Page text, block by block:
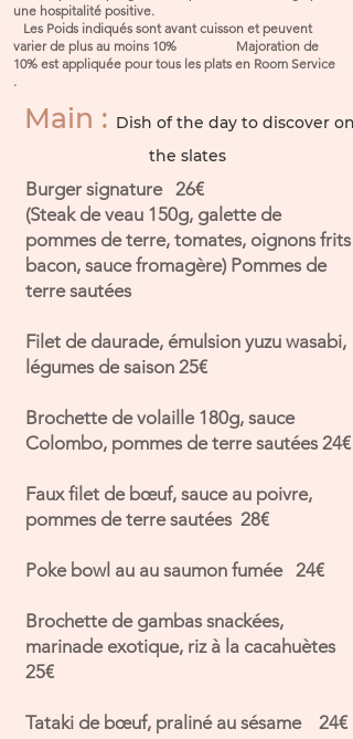
une hospitalité positive.
Les Poids indiqués sont avant cuisson et peuvent
varier de plus au moins 10% Majoration de
10% est appliquée pour tous les plats en Room Service
.
Main : Dish of the day to discover on
the slates
Burger signature 26€
(Steak de veau 150g, galette de
pommes de terre, tomates, oignons frits
bacon, sauce fromagère) Pommes de
terre sautées
Filet de daurade, émulsion yuzu wasabi,
légumes de saison 25€
Brochette de volaille 180g, sauce
Colombo, pommes de terre sautées 24€
Faux filet de bœuf, sauce au poivre,
pommes de terre sautées 28€​
Poke bowl au au saumon fumée 24€
Brochette de gambas snackées,
marinade exotique, riz à la cacahuètes
25€
Tataki de bœuf, praliné au sésame 24€